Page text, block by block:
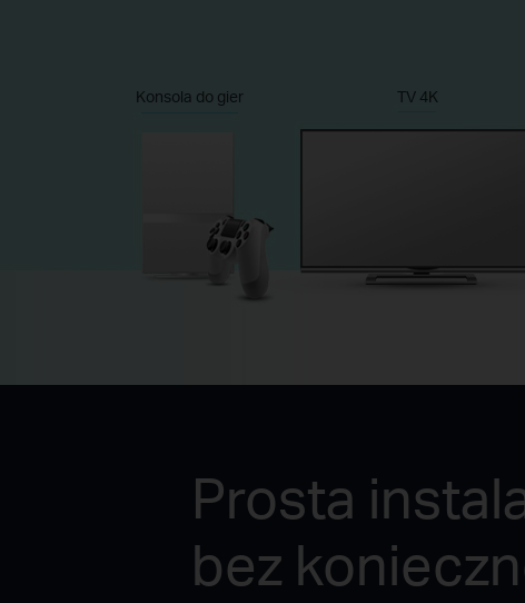
Konsola do gier TV 4K
Prosta
bez